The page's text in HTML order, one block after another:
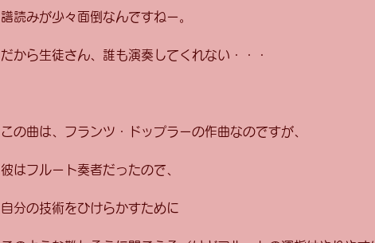
譜読みが少々面倒なんですねー。
だから生徒さん、誰も演奏してくれない・・・
この曲は、フランツ・ドップラーの作曲なのですが、
彼はフルート奏者だったので、
自分の技術をひけらかすために